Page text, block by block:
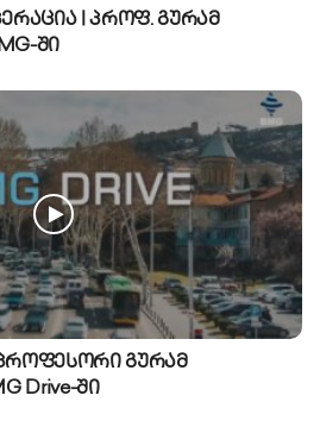
| პროფ. გურამ
ში
გურამ
Drive-ში